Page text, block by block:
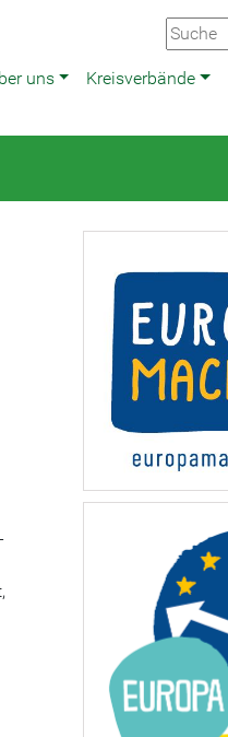
uns Kreisverbände